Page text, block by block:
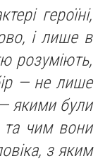
героїні,
і лише в
розуміють,
— не лише
якими були
та чим вони
з яким